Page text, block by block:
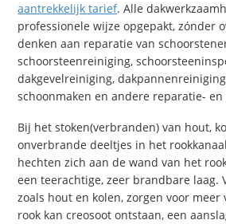
aantrekkelijk tarief. Alle
professionele wijze opgepakt, zónder
denken aan reparatie van
schoorsteenreiniging,
dakgevelreiniging,
schoonmaken en andere reparatie-
Bij het stoken(verbranden) van hout,
onverbrande deeltjes in het
hechten zich aan de wand van het
een teerachtige, zeer brandbare laag.
zoals hout en kolen, zorgen voor
rook kan creosoot ontstaan, een